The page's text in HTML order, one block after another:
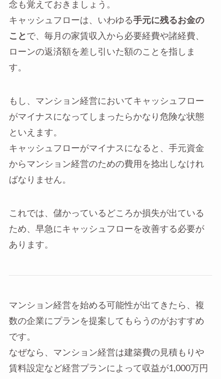
念も覚えておきましょう。
キャッシュフローは、いわゆる手元に残るお金の
こと で、毎月の家賃収入から必要経費や諸経費、
ローンの返済額を差し引いた額のことを指しま
す。
もし、マンション経営においてキャッシュフロー
がマイナスになってしまったらかなり危険な状態
といえます。
キャッシュフローがマイナスになると、手元資金
からマンション経営のための費用を捻出しなけれ
ばなりません。
これでは、儲かっているどころか損失が出ている
ため、早急にキャッシュフローを改善する必要が
あります。
マンション経営を始める可能性が出てきたら、複
数の企業にプランを提案してもらうのがおすすめ
です。
なぜなら、マンション経営は建築費の見積もりや
賃料設定など経営プランによって収益が1,000万円